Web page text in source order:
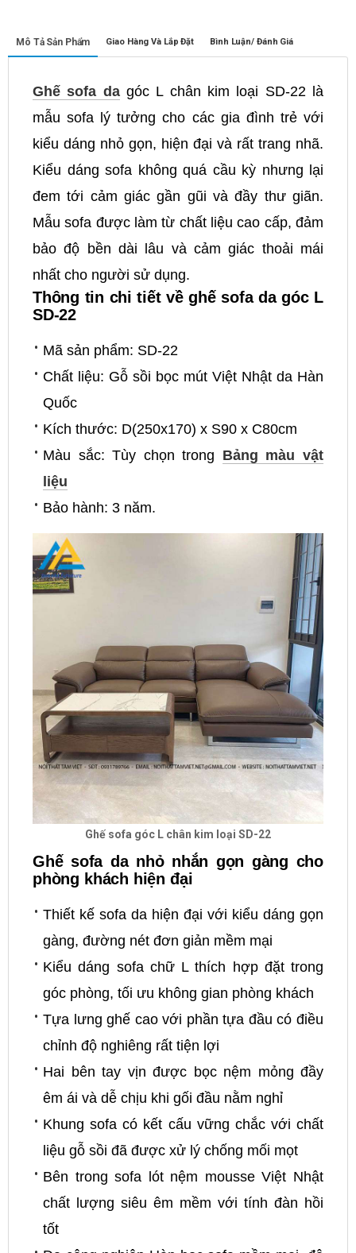
Mô Tả Sản Phẩm Giao Hàng Và Lắp Đặt Bình Luận/ Đánh Giá
Ghế sofa dagóc L chân kim loại SD-22 là
mẫu sofa lý tưởng cho các gia đình trẻ với
kiểu dáng nhỏ gọn, hiện đại và rất trang nhã.
Kiểu dáng sofa không quá cầu kỳ nhưng lại
đem tới cảm giác gần gũi và đầy thư giãn.
Mẫu sofa được làm từ chất liệu cao cấp, đảm
bảo độ bền dài lâu và cảm giác thoải mái
nhất cho người sử dụng.
Thông tin chi tiết về ghế sofa da góc L
SD-22
Mã sản phẩm: SD-22
Chất liệu: Gỗ sồi bọc mút Việt Nhật da Hàn
Quốc
Kích thước: D(250x170) x S90 x C80cm
Màu sắc: Tùy chọn trong Bảng màu vật
liệu
Bảo hành: 3 năm.
Ghế sofa góc L chân kim loại SD-22
Ghế sofa da nhỏ nhắn gọn gàng cho
phòng khách hiện đại
Thiết kế sofa da hiện đại với kiểu dáng gọn
gàng, đường nét đơn giản mềm mại
Kiểu dáng sofa chữ L thích hợp đặt trong
góc phòng, tối ưu không gian phòng khách
Tựa lưng ghế cao với phần tựa đầu có điều
chỉnh độ nghiêng rất tiện lợi
Hai bên tay vịn được bọc nệm mỏng đầy
êm ái và dễ chịu khi gối đầu nằm nghỉ
Khung sofa có kết cấu vững chắc với chất
liệu gỗ sồi đã được xử lý chống mối mọt
Bên trong sofa lót nệm mousse Việt Nhật
chất lượng siêu êm mềm với tính đàn hồi
tốt